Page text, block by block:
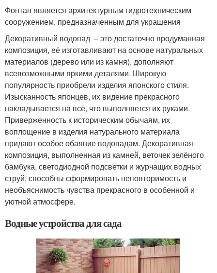
Фонтан является архитектурным гидротехническим
сооружением, предназначенным для украшения
Декоративный водопад – это достаточно продуманная
композиция, её изготавливают на основе натуральных
материалов (дерево или из камня), дополняют
всевозможными яркими деталями. Широкую
популярность приобрели изделия японского стиля.
Изысканность японцев, их видение прекрасного
накладывается на всё, что выполняется их руками.
Приверженность к историческим обычаям, их
воплощение в изделия натурального материала
придают особое обаяние водопадам. Декоративная
композиция, выполненная из камней, веточек зелёного
бамбука, светодиодной подсветки и журчащих водных
струй, способны сформировать неповторимость и
необъяснимость чувства прекрасного в особенной и
уютной атмосфере.
Водные устройства для сада